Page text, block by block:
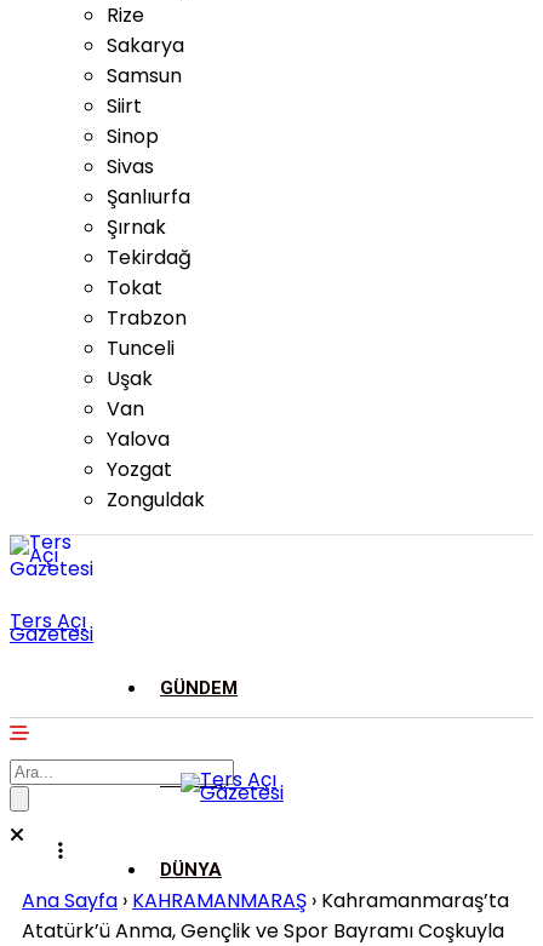
Rize
Sakarya
Samsun
Siirt
Sinop
Sivas
Şanlıurfa
Şırnak
Tekirdağ
Tokat
Trabzon
Tunceli
Uşak
Van
Yalova
Yozgat
Zonguldak
Ters Açı
Gazetesi
GÜNDEM
ASAYİŞ
DÜNYA
Ana Sayfa › KAHRAMANMARAŞ › Kahramanmaraş’ta
Atatürk’ü Anma, Gençlik ve Spor Bayramı Coşkuyla